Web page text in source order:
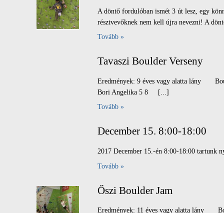
A döntő fordulóban ismét 3 út lesz, egy
résztvevőknek nem kell újra nevezni! A
Tovább »
Tavaszi Boulder Verseny
Eredmények: 9 éves vagy alatta lány
Bori Angelika 5 8 [...]
Tovább »
December 15. 8:00-18:00
2017 December 15.-én 8:00-18:00 tartunk
Tovább »
Őszi Boulder Jam
Eredmények: 11 éves vagy alatta lány